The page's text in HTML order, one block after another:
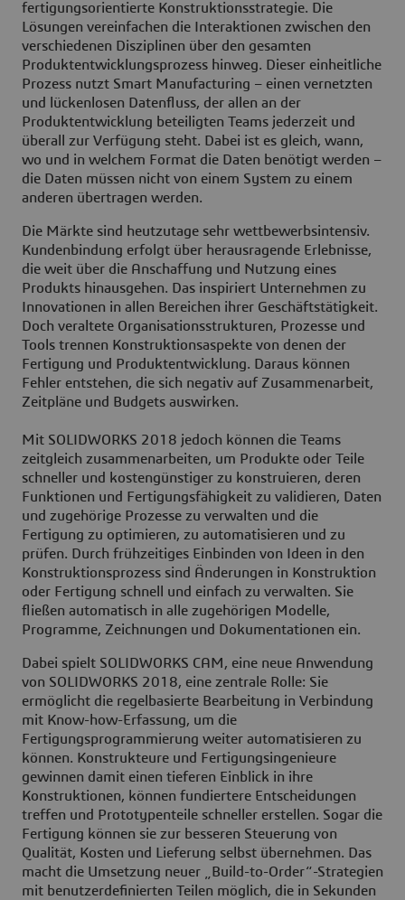
fertigungsorientierte Konstruktionsstrategie. Die
Lösungen vereinfachen die Interaktionen zwischen den
verschiedenen Disziplinen über den gesamten
Produktentwicklungsprozess hinweg. Dieser einheitliche
Prozess nutzt Smart Manufacturing – einen vernetzten
und lückenlosen Datenfluss, der allen an der
Produktentwicklung beteiligten Teams jederzeit und
überall zur Verfügung steht. Dabei ist es gleich, wann,
wo und in welchem Format die Daten benötigt werden –
die Daten müssen nicht von einem System zu einem
anderen übertragen werden.
Die Märkte sind heutzutage sehr wettbewerbsintensiv.
Kundenbindung erfolgt über herausragende Erlebnisse,
die weit über die Anschaffung und Nutzung eines
Produkts hinausgehen. Das inspiriert Unternehmen zu
Innovationen in allen Bereichen ihrer Geschäftstätigkeit.
Doch veraltete Organisationsstrukturen, Prozesse und
Tools trennen Konstruktionsaspekte von denen der
Fertigung und Produktentwicklung. Daraus können
Fehler entstehen, die sich negativ auf Zusammenarbeit,
Zeitpläne und Budgets auswirken.
Mit SOLIDWORKS 2018 jedoch können die Teams
zeitgleich zusammenarbeiten, um Produkte oder Teile
schneller und kostengünstiger zu konstruieren, deren
Funktionen und Fertigungsfähigkeit zu validieren, Daten
und zugehörige Prozesse zu verwalten und die
Fertigung zu optimieren, zu automatisieren und zu
prüfen. Durch frühzeitiges Einbinden von Ideen in den
Konstruktionsprozess sind Änderungen in Konstruktion
oder Fertigung schnell und einfach zu verwalten. Sie
fließen automatisch in alle zugehörigen Modelle,
Programme, Zeichnungen und Dokumentationen ein.
Dabei spielt SOLIDWORKS CAM, eine neue Anwendung
von SOLIDWORKS 2018, eine zentrale Rolle: Sie
ermöglicht die regelbasierte Bearbeitung in Verbindung
mit Know-how-Erfassung, um die
Fertigungsprogrammierung weiter automatisieren zu
können. Konstrukteure und Fertigungsingenieure
gewinnen damit einen tieferen Einblick in ihre
Konstruktionen, können fundiertere Entscheidungen
treffen und Prototypenteile schneller erstellen. Sogar die
Fertigung können sie zur besseren Steuerung von
Qualität, Kosten und Lieferung selbst übernehmen. Das
macht die Umsetzung neuer „Build-to-Order“-Strategien
mit benutzerdefinierten Teilen möglich, die in Sekunden